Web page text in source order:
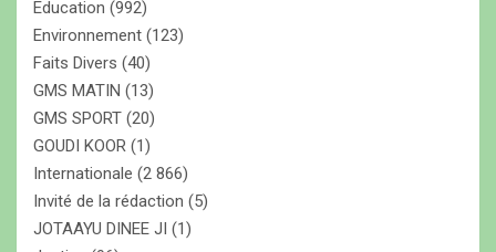
Education (992)
Environnement (123)
Faits Divers (40)
GMS MATIN (13)
GMS SPORT (20)
GOUDI KOOR (1)
Internationale (2 866)
Invité de la rédaction (5)
JOTAAYU DINEE JI (1)